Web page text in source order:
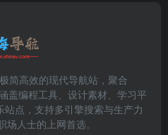
简高效的现代导航站，聚合
盖编程工具、设计素材、学习平
点，支持多引擎搜索与生产力
场人士的上网首选。